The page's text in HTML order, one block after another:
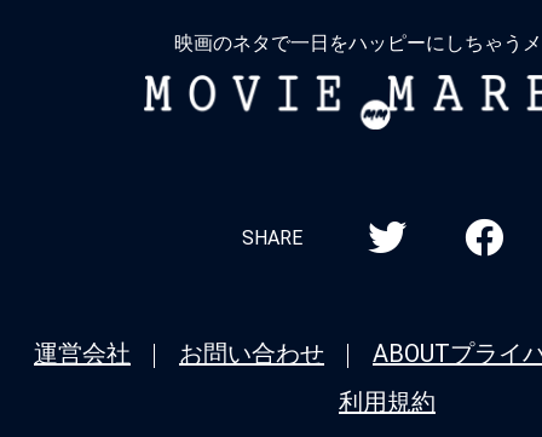
映画のネタで一日をハッピーにしちゃう
MOVIE
SHARE
運営会社 お問い合わせ ABOUTプライ
利用規約